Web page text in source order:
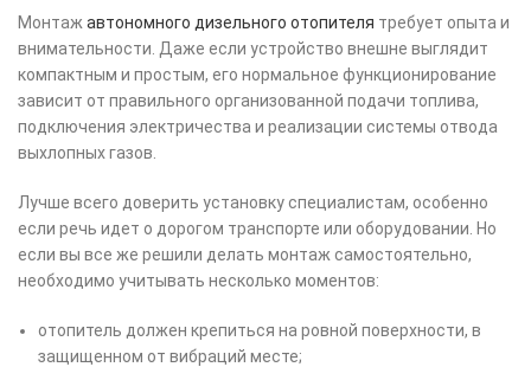
Монтаж автономного дизельного отопителя требует опыта и
внимательности. Даже если устройство внешне выглядит
компактным и простым, его нормальное функционирование
зависит от правильного организованной подачи топлива,
подключения электричества и реализации системы отвода
выхлопных газов.
Лучше всего доверить установку специалистам, особенно
если речь идет о дорогом транспорте или оборудовании. Но
если вы все же решили делать монтаж самостоятельно,
необходимо учитывать несколько моментов:
отопитель должен крепиться на ровной поверхности, в
защищенном от вибраций месте;